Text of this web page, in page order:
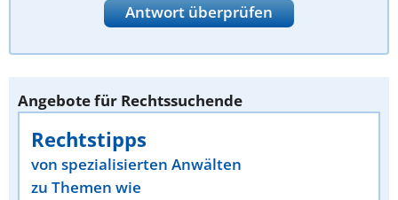
Antwort überprüfen
Angebote für Rechtssuchende
Rechtstipps
von spezialisierten Anwälten
zu Themen wie